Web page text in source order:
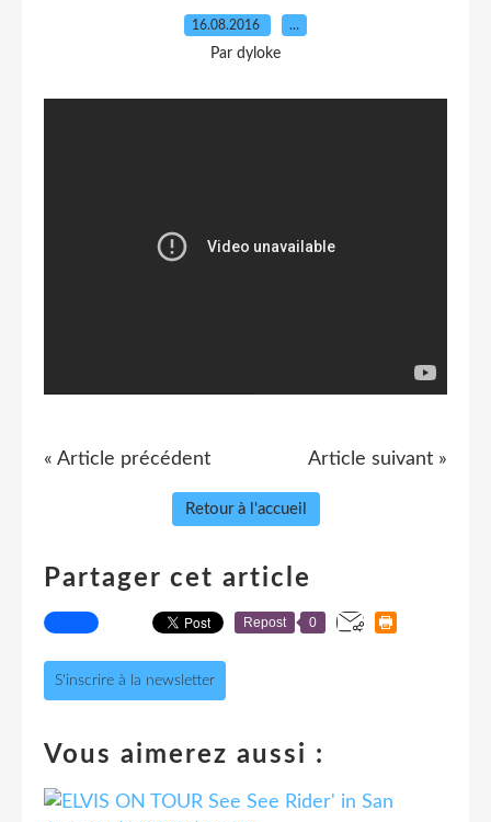
16.08.2016 …
Par dyloke
« Article précédent Article suivant »
Retour à l'accueil
Partager cet article
Repost 0
S'inscrire à la newsletter
Vous aimerez aussi :